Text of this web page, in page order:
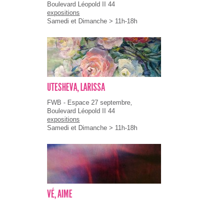
Boulevard Léopold II 44
expositions
Samedi et Dimanche > 11h-18h
UTESHEVA, LARISSA
FWB - Espace 27 septembre,
Boulevard Léopold II 44
expositions
Samedi et Dimanche > 11h-18h
VÉ, AIME